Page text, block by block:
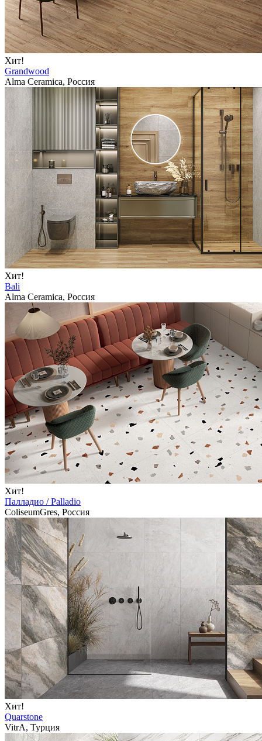
Хит!
Grandwood
Alma Ceramica, Россия
Хит!
Bali
Alma Ceramica, Россия
Хит!
Палладио / Palladio
ColiseumGres, Россия
Хит!
Quarstone
VitrA, Турция